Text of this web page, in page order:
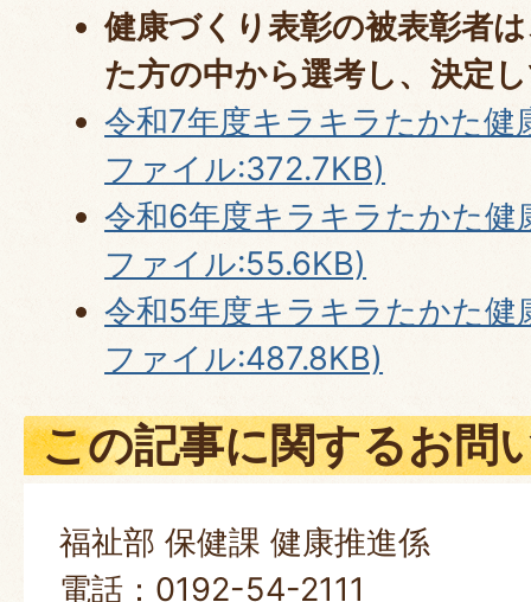
健康づくり表彰の被表彰者
た方の中から選考し、決定
令和7年度キラキラたかた健
ファイル:372.7KB)
令和6年度キラキラたかた健
ファイル:55.6KB)
令和5年度キラキラたかた健
ファイル:487.8KB)
この記事に関するお問
福祉部 保健課 健康推進係
電話：0192-54-2111